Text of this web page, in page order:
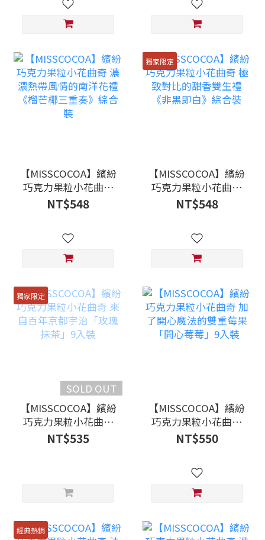
【MISSCOCOA】繽紛
巧克力果粒小花曲奇
濃濃熱帶風情的南洋
花禮《榴芒椰三重
NT$548
獨家限定
【MISSCOCOA】繽紛
巧克力果粒小花曲奇
極致對比的甜香雙生
禮《非黑即白》綜合
NT$548
獨家限定
SOLD OUT
【MISSCOCOA】繽紛
巧克力果粒小花曲奇
來自百年京都宇治
「玫瑰抹茶」9入裝
NT$535
【MISSCOCOA】繽紛
巧克力果粒小花曲奇
加了開心魔法的雙重
莓果「開心莓莓」9入
NT$550
經典熱銷